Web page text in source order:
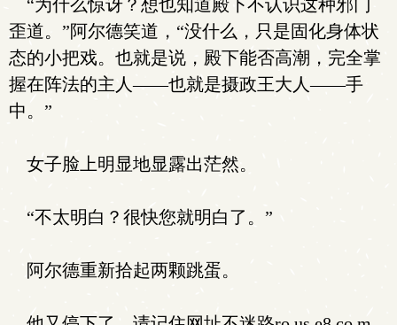
“为什么惊讶？想也知道殿下不认识这种邪门
歪道。”阿尔德笑道，“没什么，只是固化身体状
态的小把戏。也就是说，殿下能否高潮，完全掌
握在阵法的主人——也就是摄政王大人——手
中。”
女子脸上明显地显露出茫然。
“不太明白？很快您就明白了。”
阿尔德重新拾起两颗跳蛋。